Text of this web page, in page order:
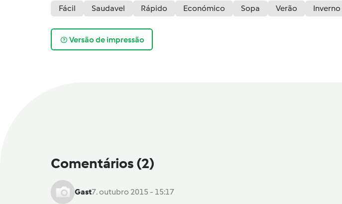
Fácil
Saudavel Rápido Económico Sopa Verão Inverno
Versão de impressão
Comentários (2)
Gast7. outubro 2015 - 15:17